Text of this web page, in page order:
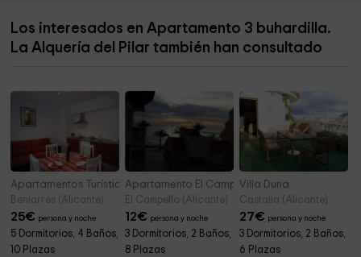
Museo De La Muñeca 9,3 km
Refugio Guerra Civil
Los interesados en Apartamento 3 buhardilla.
La Alquería del Pilar también han consultado
Apartamentos Turísticos Ca Ramón
Beniarrés (Alicante)
25€ persona y noche
5 Dormitorios, 4 Baños,
10 Plazas
Apartamento El Campello
El Campello (Alicante)
12€ persona y noche
3 Dormitorios, 2 Baños,
8 Plazas
Villa Duna
Castalla (Alicante)
27€ persona y noche
3 Dormitorios, 2 Baños,
6 Plazas